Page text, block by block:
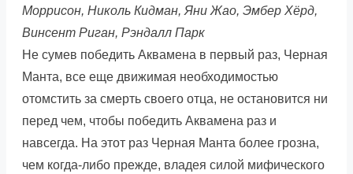
Моррисон, Николь Кидман, Яни Жао, Эмбер Хёрд,
Винсент Риган, Рэндалл Парк
Не сумев победить Аквамена в первый раз, Черная
Манта, все еще движимая необходимостью
отомстить за смерть своего отца, не остановится ни
перед чем, чтобы победить Аквамена раз и
навсегда. На этот раз Черная Манта более грозна,
чем когда-либо прежде, владея силой мифического